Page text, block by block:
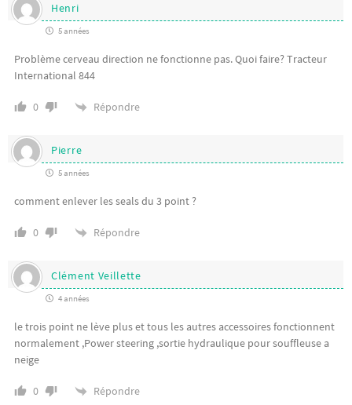
Henri
5 années
Problème cerveau direction ne fonctionne pas. Quoi faire? Tracteur
International 844
0 Répondre
Pierre
5 années
comment enlever les seals du 3 point ?
0 Répondre
Clément Veillette
4 années
le trois point ne lève plus et tous les autres accessoires fonctionnent
normalement ,Power steering ,sortie hydraulique pour souffleuse a
neige
0 Répondre